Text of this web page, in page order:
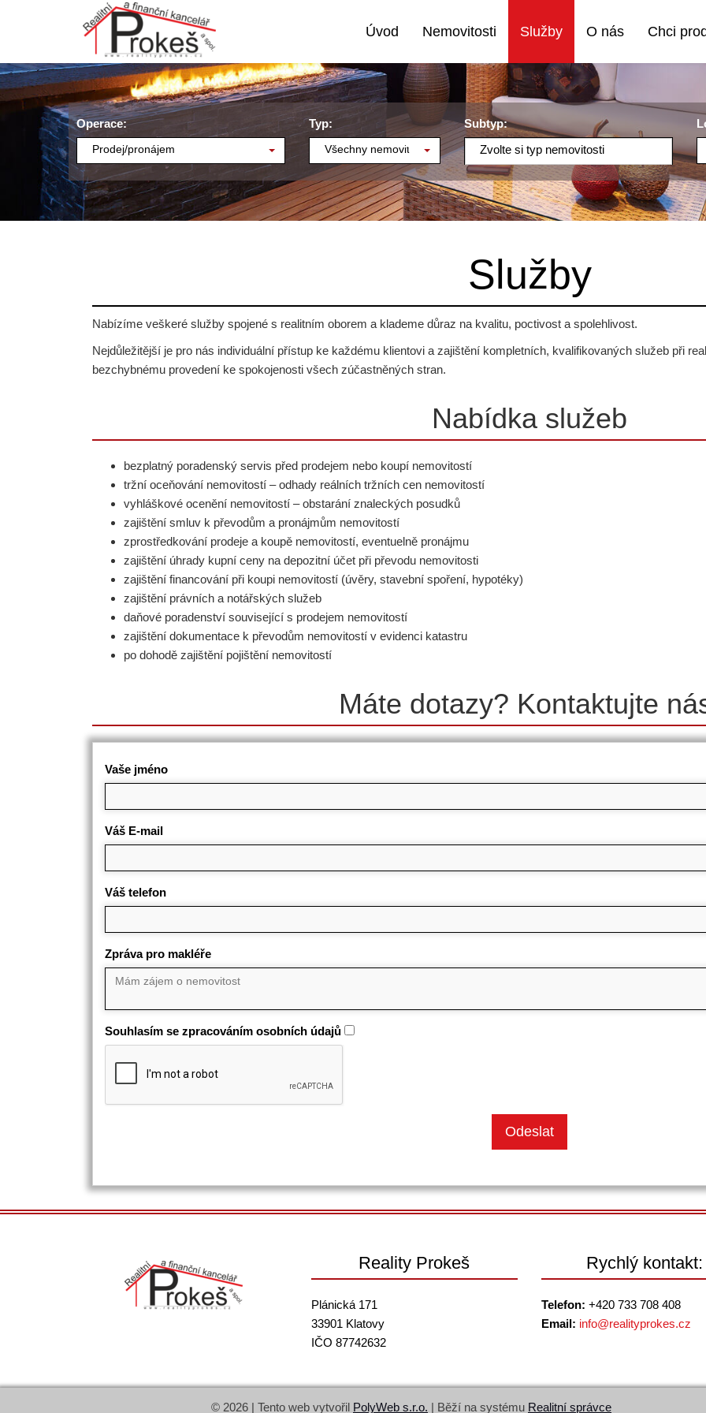
Úvod Nemovitosti Služby O nás Chci
Operace:
Prodej/pronájem
Typ:
Všechny nemovitosti
Subtyp:
Zvolte si typ nemovitosti
Služby
Nabízíme veškeré služby spojené s realitním oborem a klademe důraz na kvalitu, poctivost a spolehlivost.
Nejdůležitější je pro nás individuální přístup ke každému klientovi a zajištění kompletních, kvalifikovaných služeb při
bezchybnému provedení ke spokojenosti všech zúčastněných stran.
Nabídka služeb
bezplatný poradenský servis před prodejem nebo koupí nemovitostí
tržní oceňování nemovitostí – odhady reálních tržních cen nemovitostí
vyhláškové ocenění nemovitostí – obstarání znaleckých posudků
zajištění smluv k převodům a pronájmům nemovitostí
zprostředkování prodeje a koupě nemovitostí, eventuelně pronájmu
zajištění úhrady kupní ceny na depozitní účet při převodu nemovitosti
zajištění financování při koupi nemovitostí (úvěry, stavební spoření, hypotéky)
zajištění právních a notářských služeb
daňové poradenství související s prodejem nemovitostí
zajištění dokumentace k převodům nemovitostí v evidenci katastru
po dohodě zajištění pojištění nemovitostí
Máte dotazy? Kontaktujte
Vaše jméno
Váš E-mail
Váš telefon
Zpráva pro makléře
Souhlasím se zpracováním osobních údajů
Reality Prokeš
Plánická 171
33901 Klatovy
IČO 87742632
Rychlý kontakt:
Telefon: +420 733 708 408
Email: info@realityprokes.cz
© 2026 | Tento web vytvořil PolyWeb s.r.o. | Běží na systému Realitní správce